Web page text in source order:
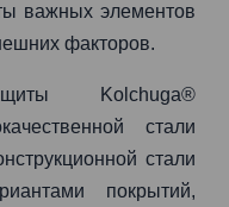
важных элементов
факторов.
Kolchuga®
стали
стали
покрытий,